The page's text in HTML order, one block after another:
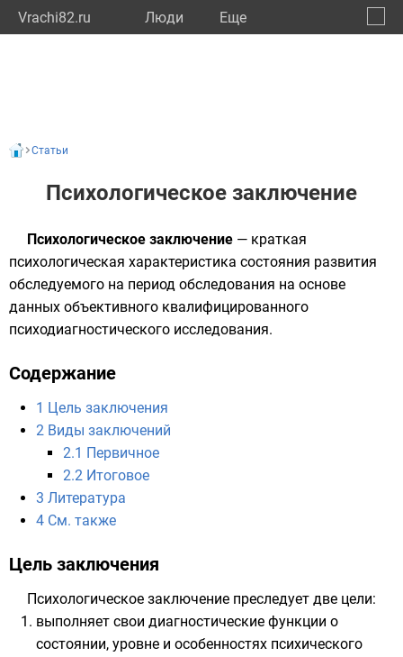
Vrachi82.ru Люди Eще
Статьи
Психологическое заключение
Психологическое заключение — краткая
психологическая характеристика состояния развития
обследуемого на период обследования на основе
данных объективного квалифицированного
психодиагностического исследования.
Содержание
1 Цель заключения
2 Виды заключений
2.1 Первичное
2.2 Итоговое
3 Литература
4 См. также
Цель заключения
Психологическое заключение преследует две цели:
выполняет свои диагностические функции о
состоянии, уровне и особенностях психического